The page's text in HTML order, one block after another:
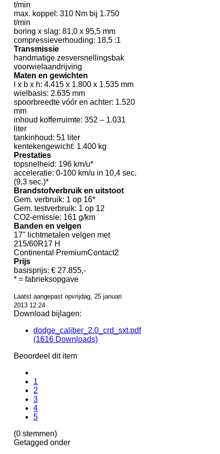
t/min
max. koppel: 310 Nm bij 1.750
t/min
boring x slag: 81,0 x 95,5 mm
compressieverhouding: 18,5 :1
Transmissie
handmatige zesversnellingsbak
voorwielaandrijving
Maten en gewichten
l x b x h: 4.415 x 1.800 x 1.535 mm
wielbasis: 2.635 mm
spoorbreedte vóór en achter: 1.520
mm
inhoud kofferruimte: 352 – 1.031
liter
tankinhoud: 51 liter
kentekengewicht: 1.400 kg
Prestaties
topsnelheid: 196 km/u*
acceleratie: 0-100 km/u in 10,4 sec.
(9,3 sec.)*
Brandstofverbruik en uitstoot
Gem. verbruik: 1 op 16*
Gem. testverbruik: 1 op 12
CO2-emissie: 161 g/km
Banden en velgen
17" lichtmetalen velgen met
215/60R17 H
Continental PremiumContact2
Prijs
basisprijs: € 27.855,-
* = fabrieksopgave
Laatst aangepast opvrijdag, 25 januari
2013 12:24
Download bijlagen:
dodge_caliber_2.0_crd_sxt.pdf
(1616 Downloads)
Beoordeel dit item
1
2
3
4
5
(0 stemmen)
Getagged onder